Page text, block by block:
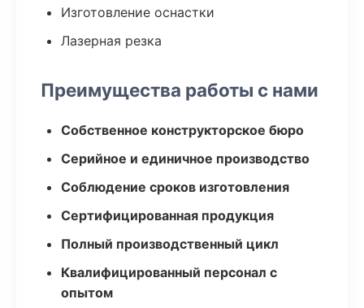
Изготовление оснастки
Лазерная резка
Преимущества работы с нами
Собственное конструкторское бюро
Серийное и единичное производство
Соблюдение сроков изготовления
Сертифицированная продукция
Полный производственный цикл
Квалифицированный персонал с
опытом